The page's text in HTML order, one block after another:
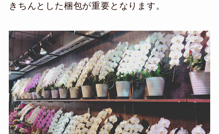
きちんとした梱包が重要となります。